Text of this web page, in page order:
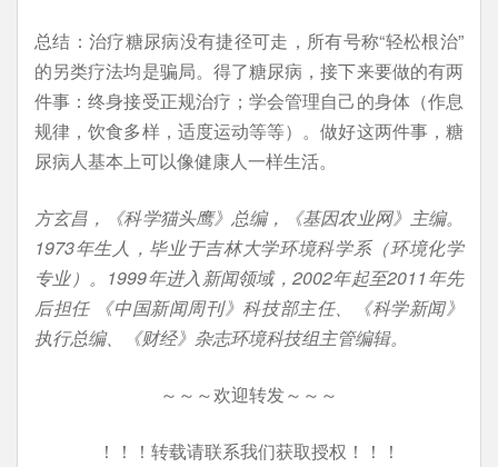
总结：治疗糖尿病没有捷径可走，所有号称“轻松根治”
的另类疗法均是骗局。得了糖尿病，接下来要做的有两
件事：终身接受正规治疗；学会管理自己的身体（作息
规律，饮食多样，适度运动等等）。做好这两件事，糖
尿病人基本上可以像健康人一样生活。
方玄昌，《科学猫头鹰》总编，《基因农业网》主编。
1973年生人，毕业于吉林大学环境科学系（环境化学
专业）。1999年进入新闻领域，2002年起至2011年先
后担任 《中国新闻周刊》科技部主任、《科学新闻》
执行总编、《财经》杂志环境科技组主管编辑。
～～～欢迎转发～～～
！！！转载请联系我们获取授权！！！